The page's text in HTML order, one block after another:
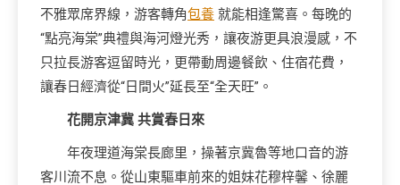
不雅眾席界線，游客轉角包養 就能相逢驚喜。每晚的
“點亮海棠”典禮與海河燈光秀，讓夜游更具浪漫感，不
只拉長游客逗留時光，更帶動周邊餐飲、住宿花費，
讓春日經濟從“日間火”延長至“全天旺”。
花開京津冀 共賞春日來
年夜理道海棠長廊里，操著京冀魯等地口音的游
客川流不息。從山東驅車前來的姐妹花穆梓馨、徐麗